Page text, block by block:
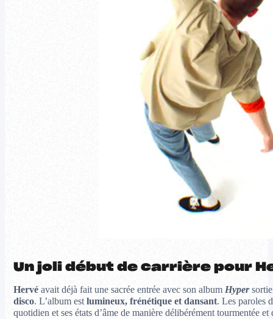
Un joli début de carrière pour
Hervéavait déjà fait une sacrée entrée avec son album Hypersortie
disco. L’album estlumineux, frénétique et dansant. Les paroles
quotidien et ses états d’âme de manière délibérément tourmentée et